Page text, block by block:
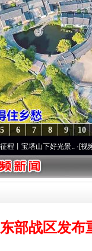
10
9
8
7
6
5
山下好光景..·[视频]因党而
东部战区发布